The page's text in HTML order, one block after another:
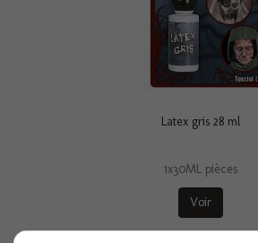
Latex gris 28 ml
1x30ML pièces
Voir